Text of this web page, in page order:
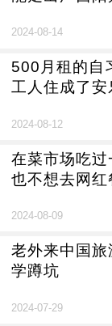
2024-08-14
500月租的自
工人住成了安
2024-08-12
在菜市场吃
也不想去网红
2024-08-09
老外来中国旅
学蹲坑
2024-07-29